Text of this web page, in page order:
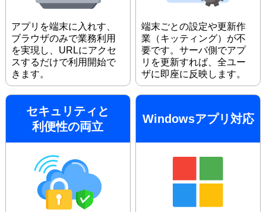
アプリを端末に入れす、
ブラウザのみで業務利用
を実現し、URLにアクセ
スするだけで利用開始で
きます。
端末ごとの設定や更新作
業（キッティング）が不
要です。サーバ側でアプ
リを更新すれば、全ユー
ザに即座に反映します。
セキュリティと
利便性の両立
Windowsアプリ対応